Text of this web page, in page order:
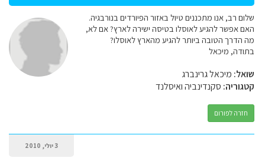
שלום רב, אנו מתכננים טיול באזור הפיורדים בנורבגיה.
האם אפשר להגיע לאוסלו בטיסה ישירה לארץ? אם לא,
מה הדרך הטובה ביותר להגיע מהארץ לאוסלו?
בתודה, מיכאל
שואל: מיכאל גרינברג
קטגוריה: סקנדינביה ואיסלנד
חזרה לפורום
3 יולי, 2010